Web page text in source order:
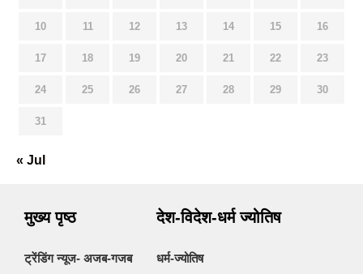
10 11 12 13 14 15 16
17 18 19 20 21 22 23
24 25 26 27 28 29 30
31
« Jul
मुख्य पृष्ठ
ट्रेंडिंग न्यूज- अजब-गजब
देश-विदेश-धर्म ज्योतिष
धर्म-ज्योतिष